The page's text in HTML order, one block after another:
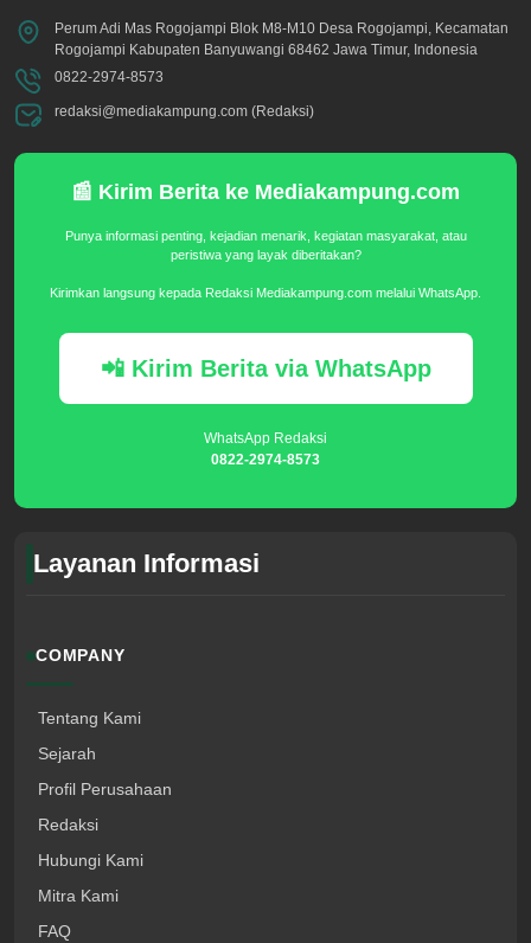
Perum Adi Mas Rogojampi Blok M8-M10 Desa Rogojampi, Kecamatan
Rogojampi Kabupaten Banyuwangi 68462 Jawa Timur, Indonesia
0822-2974-8573
redaksi@mediakampung.com (Redaksi)
📰 Kirim Berita ke Mediakampung.com
Punya informasi penting, kejadian menarik, kegiatan masyarakat, atau
peristiwa yang layak diberitakan?
Kirimkan langsung kepada Redaksi Mediakampung.com melalui WhatsApp.
📲 Kirim Berita via WhatsApp
WhatsApp Redaksi
0822-2974-8573
Layanan Informasi
COMPANY
Tentang Kami
Sejarah
Profil Perusahaan
Redaksi
Hubungi Kami
Mitra Kami
FAQ